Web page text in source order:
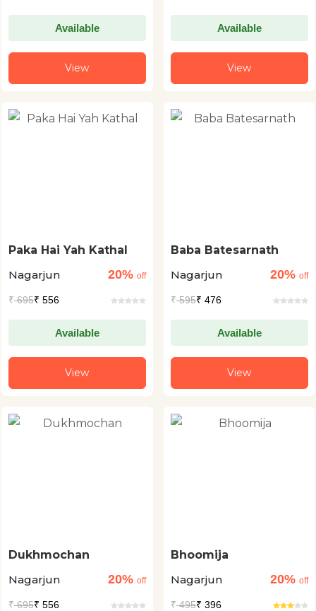
Available
View
Available
View
Paka Hai Yah Kathal
Nagarjun
20% off
₹695₹ 556
Available
View
Baba Batesarnath
Nagarjun
20% off
₹595₹ 476
Available
View
Dukhmochan
Nagarjun
20% off
₹695₹ 556
Bhoomija
Nagarjun
20% off
₹495₹ 396